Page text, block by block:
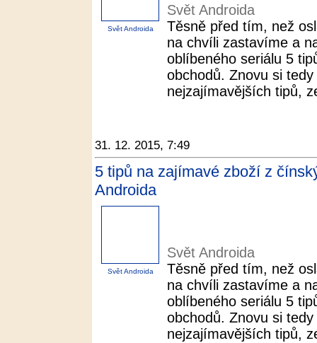
Svět Androida
Svět Androida
Těsně před tím, než
na chvíli zastavíme a
oblíbeného seriálu 5
obchodů. Znovu si
nejzajímavějších tipů,
31. 12. 2015, 7:49
5 tipů na zajímavé zboží z
Androida
Svět Androida
Svět Androida
Těsně před tím, než
na chvíli zastavíme a
oblíbeného seriálu 5
obchodů. Znovu si
nejzajímavějších tipů,